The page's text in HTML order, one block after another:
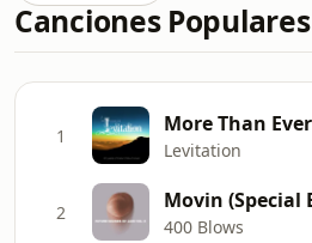
Canciones Populares
1
Levitation
2
400 Blows